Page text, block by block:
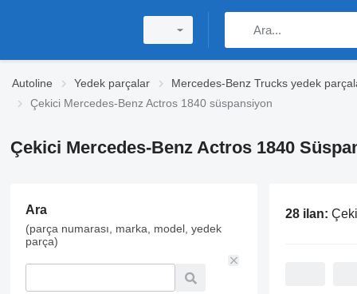
Autoline Yedek parçalar Mercedes-Benz Trucks yedek
Çekici Mercedes-Benz Actros 1840 süspansiyon
Çekici Mercedes-Benz Actros 1840
Ara
(parça numarası, marka, model, yedek
parça)
28 ilan: